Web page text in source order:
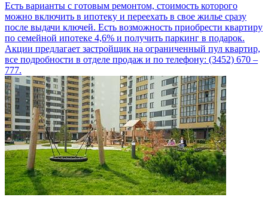
Есть варианты с готовым ремонтом, стоимость которого
можно включить в ипотеку и переехать в свое жилье сразу
после выдачи ключей. Есть возможность приобрести квартиру
по семейной ипотеке 4,6% и получить паркинг в подарок.
Акции предлагает застройщик на ограниченный пул квартир,
все подробности в отделе продаж и по телефону: (3452) 670 –
777.